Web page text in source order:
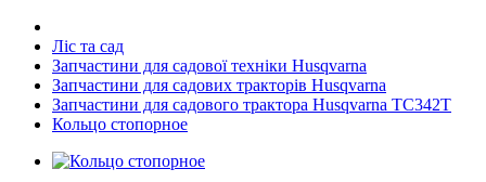
Ліс та сад
Запчастини для садової техніки Husqvarna
Запчастини для садових тракторів Husqvarna
Запчастини для садового трактора Husqvarna TC342T
Кольцо стопорное